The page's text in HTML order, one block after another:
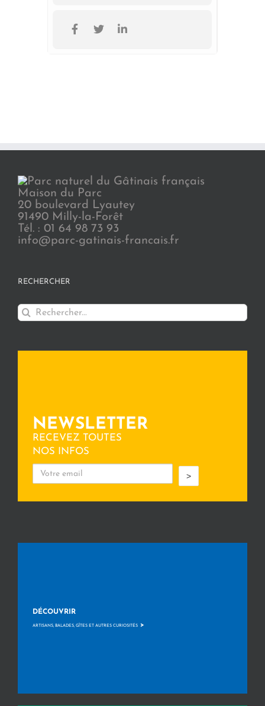
Maison du Parc
20 boulevard Lyautey
91490 Milly-la-Forêt
Tél. : 01 64 98 73 93
info@parc-gatinais-francais.fr
RECHERCHER
Rechercher:
NEWSLETTER
RECEVEZ TOUTES
NOS INFOS
>
DÉCOUVRIR
ARTISANS, BALADES, GÎTES ET AUTRES CURIOSITÉS >